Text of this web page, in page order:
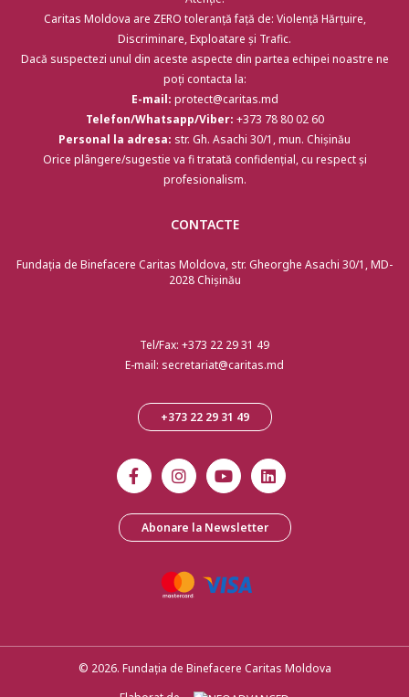
Caritas Moldova are ZERO toleranță față de: Violență Hărțuire,
Discriminare, Exploatare și Trafic.
Dacă suspectezi unul din aceste aspecte din partea echipei noastre ne
poți contacta la:
E-mail: protect@caritas.md
Telefon/Whatsapp/Viber: +373 78 80 02 60
Personal la adresa: str. Gh. Asachi 30/1, mun. Chișinău
Orice plângere/sugestie va fi tratată confidențial, cu respect și
profesionalism.
CONTACTE
Fundația de Binefacere Caritas Moldova, str. Gheorghe Asachi 30/1, MD-
2028 Chişinău
Tel/Fax: +373 22 29 31 49
E-mail: secretariat@caritas.md
+373 22 29 31 49
Abonare la Newsletter
© 2026. Fundația de Binefacere Caritas Moldova